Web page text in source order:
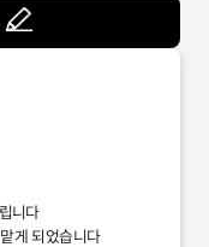
니다
게 되었습니다